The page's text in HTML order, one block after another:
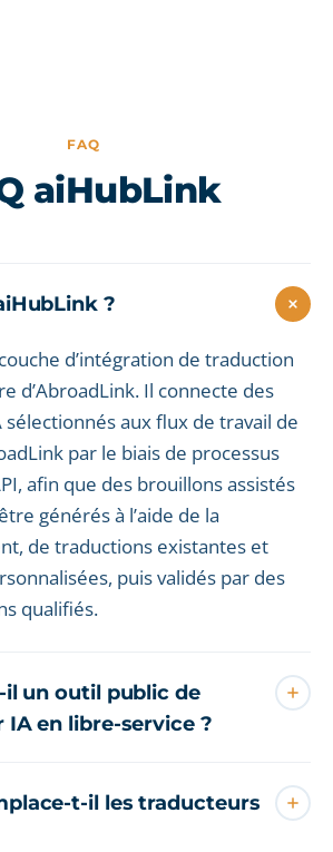
FAQ
aiHubLink
?
d’intégration de traduction
d’AbroadLink. Il connecte des
sélectionnés aux flux de travail de
par le biais de processus
afin que des brouillons assistés
générés à l’aide de la
de traductions existantes et
puis validés par des
qualifiés.
un outil public de
en libre-service ?
t-il les traducteurs